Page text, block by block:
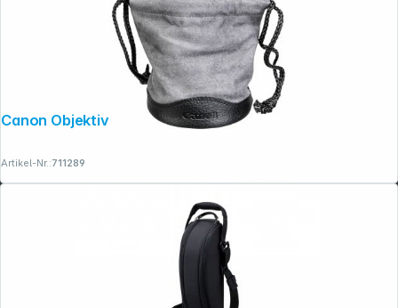
Canon Objektivbeutel LP 1014
Artikel-Nr.:711289